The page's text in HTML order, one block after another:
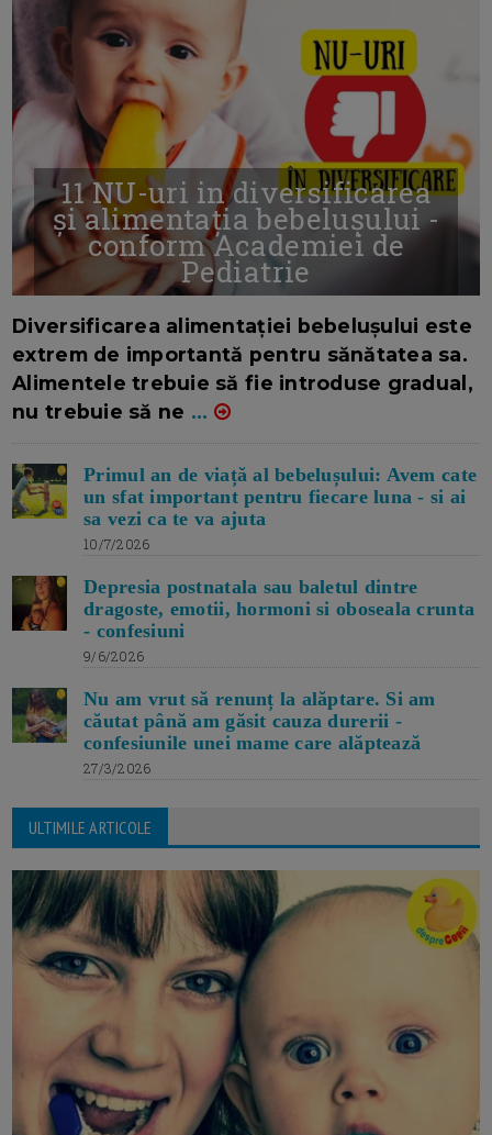
11 NU-uri in diversificarea
și alimentația bebelușului -
conform Academiei de
Pediatrie
Diversificarea alimentației bebelușului este
extrem de importantă pentru sănătatea sa.
Alimentele trebuie să fie introduse gradual,
nu trebuie să ne ...
Primul an de viață al bebelușului: Avem cate
un sfat important pentru fiecare luna - si ai
sa vezi ca te va ajuta
10/7/2026
Depresia postnatala sau baletul dintre
dragoste, emotii, hormoni si oboseala crunta
- confesiuni
9/6/2026
Nu am vrut să renunț la alăptare. Si am
căutat până am găsit cauza durerii -
confesiunile unei mame care alăptează
27/3/2026
ULTIMILE ARTICOLE